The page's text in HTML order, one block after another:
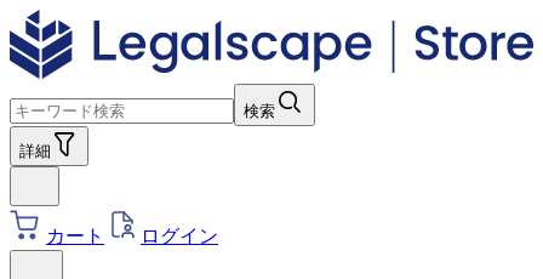
検索
詳細
カート ログイン